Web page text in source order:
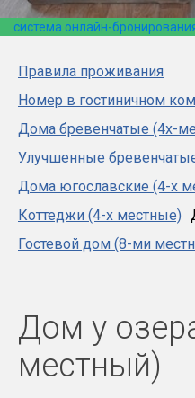
система онлайн-
Правила проживания
Номер в гостиничном
Дома бревенчатые (4х-
Улучшенные
Дома югославские (4-х
Коттеджи (4-х местные)
Гостевой дом (8-ми
Дом у
местный)